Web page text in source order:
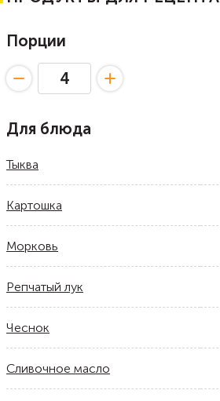
Порции
Для блюда
Тыква
Картошка
Морковь
Репчатый лук
Чеснок
Сливочное масло